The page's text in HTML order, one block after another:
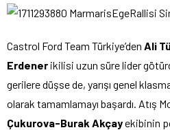
Castrol Ford Team Türkiye’den Ali
Erdener ikilisi uzun süre lider
gerilere düşse de, yarışı genel
olarak tamamlamayı başardı. Atış
Çukurova-Burak Akçayekibinin